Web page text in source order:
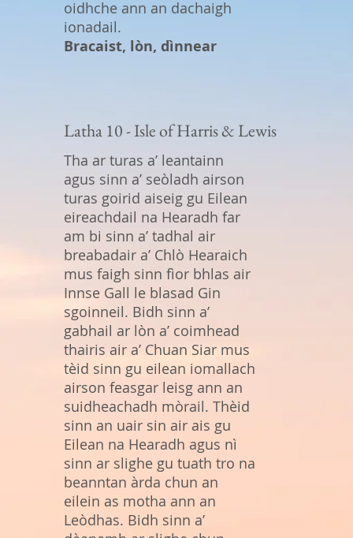
oidhche ann an dachaigh
ionadail.
Bracaist, lòn, dìnnear
Latha 10 - Isle of Harris & Lewis
Tha ar turas a’ leantainn
agus sinn a’ seòladh airson
turas goirid aiseig gu Eilean
eireachdail na Hearadh far
am bi sinn a’ tadhal air
breabadair a’ Chlò Hearaich
mus faigh sinn fìor bhlas air
Innse Gall le blasad Gin
sgoinneil. Bidh sinn a’
gabhail ar lòn a’ coimhead
thairis air a’ Chuan Siar mus
tèid sinn gu eilean iomallach
airson feasgar leisg ann an
suidheachadh mòrail. Thèid
sinn an uair sin air ais gu
Eilean na Hearadh agus nì
sinn ar slighe gu tuath tro na
beanntan àrda chun an
eilein as motha ann an
Leòdhas. Bidh sinn a’